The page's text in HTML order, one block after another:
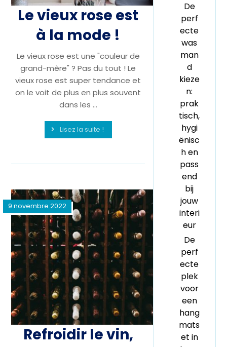
Le vieux rose est
à la mode !
Le vieux rose est une "couleur de
grand-mère" ? Pas du tout ! Le
vieux rose est super tendance et
on le voit de plus en plus souvent
dans les ...
Lisez la suite !
Refroidir le vin,
9 novembre 2022
De
perf
ecte
was
man
d
kieze
n:
prak
tisch,
hygi
ënisc
h en
pass
end
bij
jouw
interi
eur
De
perf
ecte
plek
voor
een
hang
mats
et in